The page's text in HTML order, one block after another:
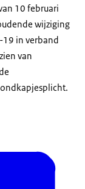
10 februari
wijziging
in verband
van